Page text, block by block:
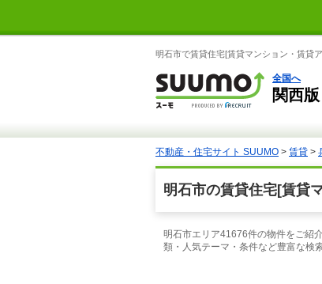
明石市で賃貸住宅[賃貸マンション・賃貸
全国へ
関西版
不動産・住宅サイト SUUMO > 賃貸 >
明石市の賃貸住宅[賃貸
明石市エリア41676件の物件をご紹
類・人気テーマ・条件など豊富な検